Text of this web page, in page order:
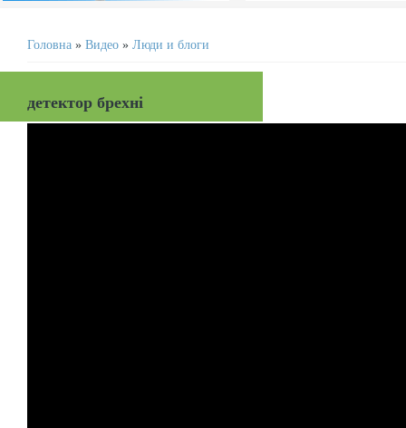
Головна » Видео » Люди и блоги
детектор брехні